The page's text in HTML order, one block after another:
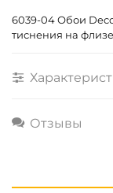
6039-04 Обои
тиснения на
Отзывы